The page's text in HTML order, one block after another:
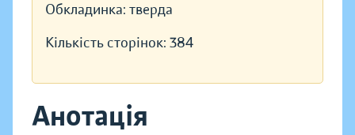
Обкладинка: тверда
Кількість сторінок: 384
Анотація